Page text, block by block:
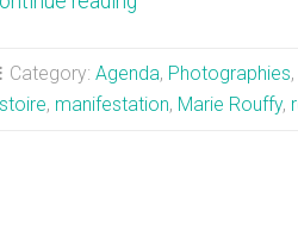
l’Intervention
au
Category: Agenda, Photographies,
, manifestation, Marie Rouffy,